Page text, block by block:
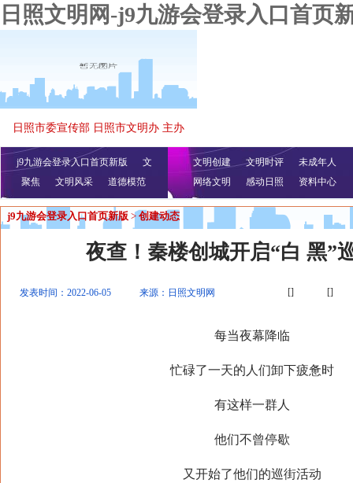
日照文明网-j9九游会登录入口首页
日照市委宣传部 日照市文明办 主办
j9九游会登录入口首页新版
文
明播报
公益视频
聚焦 文明风采 道德模范
文明创建 文明时评
未成年人
网络文明
感动日照 资料中心
j9九游会登录入口首页新版 > 创建动态
夜查！秦楼创城开启“白 黑”
发表时间：2022-06-05 来源：日照文明网 [] []
每当夜幕降临
忙碌了一天的人们卸下疲惫时
有这样一群人
他们不曾停歇
又开始了他们的巡街活动